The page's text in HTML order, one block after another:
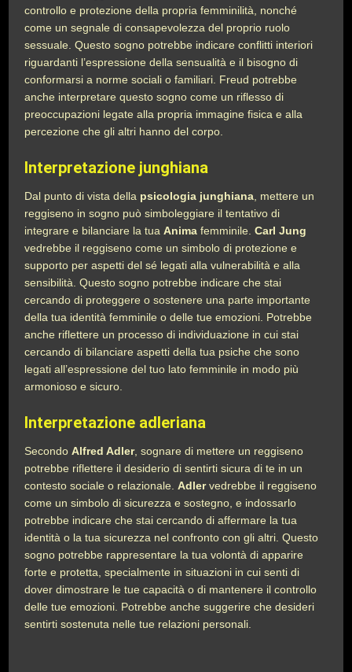
controllo e protezione della propria femminilità, nonché
come un segnale di consapevolezza del proprio ruolo
sessuale. Questo sogno potrebbe indicare conflitti interiori
riguardanti l’espressione della sensualità e il bisogno di
conformarsi a norme sociali o familiari. Freud potrebbe
anche interpretare questo sogno come un riflesso di
preoccupazioni legate alla propria immagine fisica e alla
percezione che gli altri hanno del corpo.
Interpretazione junghiana
Dal punto di vista della psicologia junghiana , mettere un
reggiseno in sogno può simboleggiare il tentativo di
integrare e bilanciare la tuaAnima femminile.Carl Jung
vedrebbe il reggiseno come un simbolo di protezione e
supporto per aspetti del sé legati alla vulnerabilità e alla
sensibilità. Questo sogno potrebbe indicare che stai
cercando di proteggere o sostenere una parte importante
della tua identità femminile o delle tue emozioni. Potrebbe
anche riflettere un processo di individuazione in cui stai
cercando di bilanciare aspetti della tua psiche che sono
legati all’espressione del tuo lato femminile in modo più
armonioso e sicuro.
Interpretazione adleriana
SecondoAlfred Adler, sognare di mettere un reggiseno
potrebbe riflettere il desiderio di sentirti sicura di te in un
contesto sociale o relazionale.Adlervedrebbe il reggiseno
come un simbolo di sicurezza e sostegno, e indossarlo
potrebbe indicare che stai cercando di affermare la tua
identità o la tua sicurezza nel confronto con gli altri. Questo
sogno potrebbe rappresentare la tua volontà di apparire
forte e protetta, specialmente in situazioni in cui senti di
dover dimostrare le tue capacità o di mantenere il controllo
delle tue emozioni. Potrebbe anche suggerire che desideri
sentirti sostenuta nelle tue relazioni personali.